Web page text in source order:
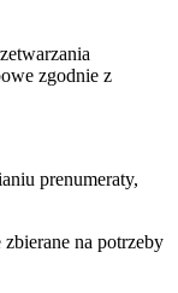
zgodnie z
prenumeraty,
zbierane na potrzeby